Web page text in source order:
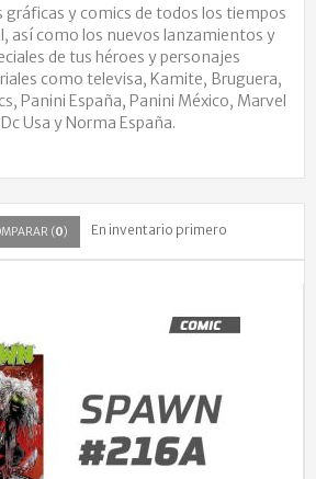
gráficas y comics de todos los tiempos
así como los nuevos lanzamientos y
de tus héroes y personajes
como televisa, Kamite, Bruguera,
Panini España, Panini México, Marvel
Usa y Norma España.
En inventario primero
(0)